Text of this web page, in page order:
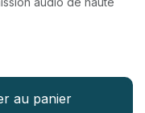
au panier